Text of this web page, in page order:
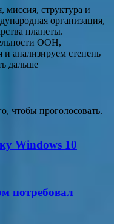
структура и
организация,
планеты.
ООН,
анализируем степень
дальше
чтобы проголосовать.
Windows 10
потребовал